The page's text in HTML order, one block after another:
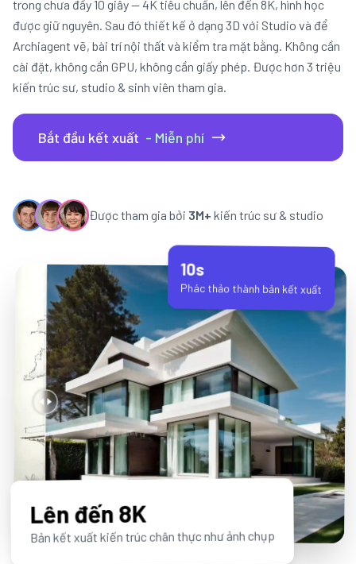
trong chưa đầy 10 giây — 4K tiêu chuẩn, lên đến 8K, hình học
được giữ nguyên. Sau đó thiết kế ở dạng 3D với Studio và để
Archiagent vẽ, bài trí nội thất và kiểm tra mặt bằng. Không cần
cài đặt, không cần GPU, không cần giấy phép. Được hơn 3 triệu
kiến trúc sư, studio & sinh viên tham gia.
Bắt đầu kết xuất - Miễn phí
Được tham gia bởi 3M+ kiến trúc sư & studio
Lên đến 8K
Bản kết xuất kiến trúc chân thực như ảnh chụp
10s
Phác thảo thành bản kết xuất